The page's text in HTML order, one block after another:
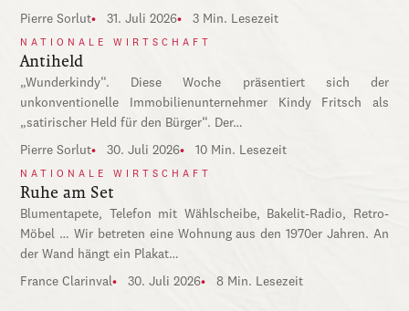
Pierre Sorlut 31. Juli 2026 3 Min. Lesezeit
NATIONALE WIRTSCHAFT
Antiheld
„Wunderkindy“. Diese Woche präsentiert sich der
unkonventionelle Immobilienunternehmer Kindy Fritsch als
„satirischer Held für den Bürger“. Der…
Pierre Sorlut 30. Juli 2026 10 Min. Lesezeit
NATIONALE WIRTSCHAFT
Ruhe am Set
Blumentapete, Telefon mit Wählscheibe, Bakelit-Radio, Retro-
Möbel … Wir betreten eine Wohnung aus den 1970er Jahren. An
der Wand hängt ein Plakat…
France Clarinval 30. Juli 2026 8 Min. Lesezeit